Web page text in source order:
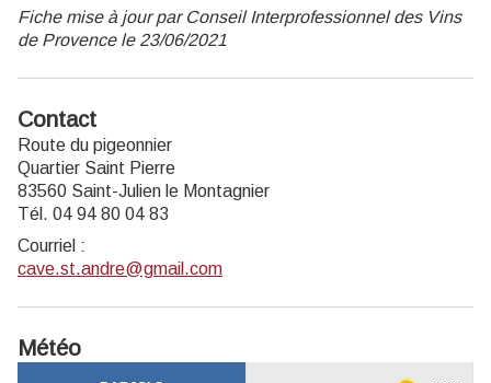
Fiche mise à jour par Conseil Interprofessionnel des Vins
de Provence le 23/06/2021
Contact
Route du pigeonnier
Quartier Saint Pierre
83560 Saint-Julien le Montagnier
Tél. 04 94 80 04 83
Courriel :
cave.st.andre@gmail.com
Météo